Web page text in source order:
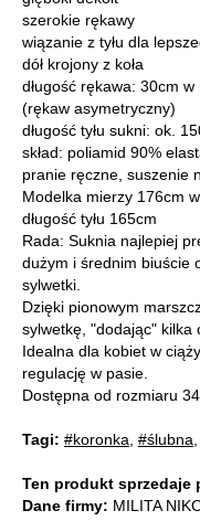
szerokie rękawy
wiązanie z tyłu dla
dół krojony z koła
długość rękawa: 30cm
(rękaw asymetryczny)
długość tyłu sukni: ok.
skład: poliamid 90%
pranie ręczne, suszenie
Modelka mierzy 176cm
długość tyłu 165cm
Rada: Suknia najlepiej
dużym i średnim biuście
sylwetki.
Dzięki pionowym
sylwetkę, "dodając" kilka
Idealna dla kobiet w
regulację w pasie.
Dostępna od rozmiaru
Tagi: #koronka #ślubna
Ten produkt sprzedaje
Dane firmy: MILITA